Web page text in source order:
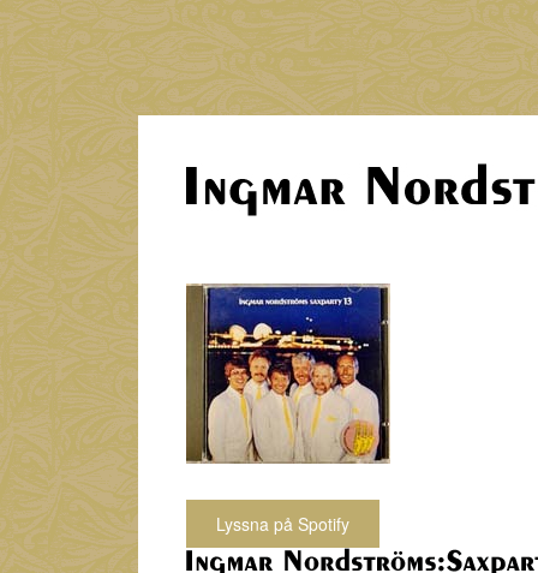
Lyssna på Spotify